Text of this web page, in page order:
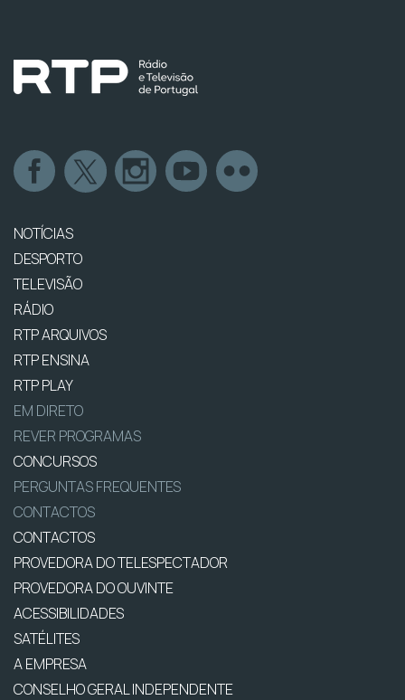
NOTÍCIAS
DESPORTO
TELEVISÃO
RÁDIO
RTP ARQUIVOS
RTP ENSINA
RTP PLAY
EM DIRETO
REVER PROGRAMAS
CONCURSOS
PERGUNTAS FREQUENTES
CONTACTOS
CONTACTOS
PROVEDORA DO TELESPECTADOR
PROVEDORA DO OUVINTE
ACESSIBILIDADES
SATÉLITES
A EMPRESA
CONSELHO GERAL INDEPENDENTE